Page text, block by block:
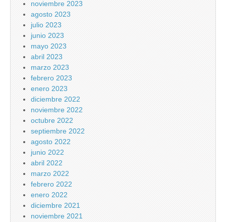
noviembre 2023
agosto 2023
julio 2023
junio 2023
mayo 2023
abril 2023
marzo 2023
febrero 2023
enero 2023
diciembre 2022
noviembre 2022
octubre 2022
septiembre 2022
agosto 2022
junio 2022
abril 2022
marzo 2022
febrero 2022
enero 2022
diciembre 2021
noviembre 2021